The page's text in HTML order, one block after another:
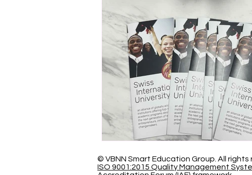
© VBNN Smart Education Group. All rights
ISO 9001:2015 Quality Management